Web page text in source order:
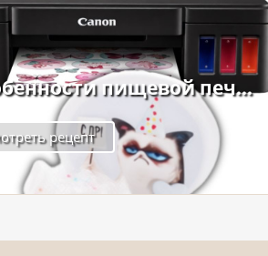
пищевой печ...
рецепт